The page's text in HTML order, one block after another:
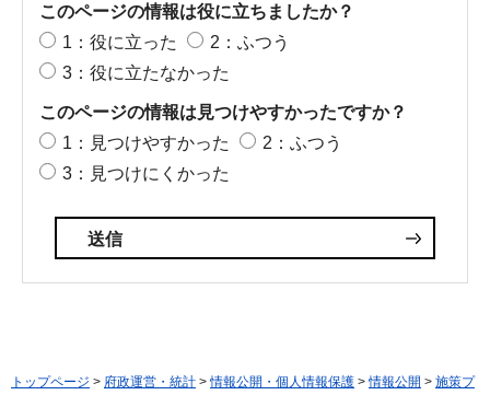
このページの情報は役に立ちましたか？
1：役に立った
2：ふつう
3：役に立たなかった
このページの情報は見つけやすかったですか？
1：見つけやすかった
2：ふつう
3：見つけにくかった
トップページ > 府政運営・統計 >情報公開・個人情報保護 >情報公開 > 施策プ